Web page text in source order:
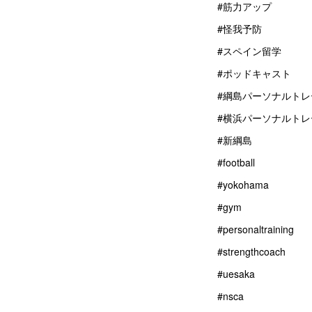
#筋力アップ
#怪我予防
#スペイン留学
#ポッドキャスト
#綱島パーソナルト
#横浜パーソナルト
#新綱島
#football
#yokohama
#gym
#personaltraining
#strengthcoach
#uesaka
#nsca